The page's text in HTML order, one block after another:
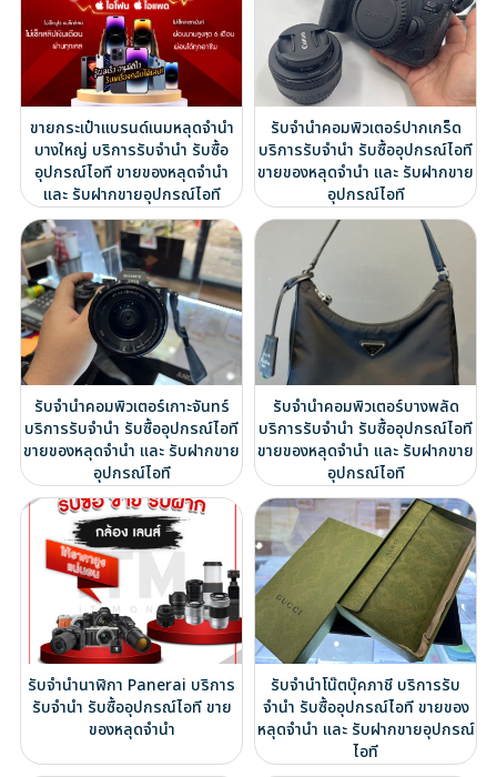
ขายกระเป๋าแบรนด์เนมหลุดจำนำ
บางใหญ่ บริการรับจำนำ รับซื้อ
อุปกรณ์ไอที ขายของหลุดจำนำ
และ รับฝากขายอุปกรณ์ไอที
รับจำนำคอมพิวเตอร์ปากเกร็ด
บริการรับจำนำ รับซื้ออุปกรณ์ไอที
ขายของหลุดจำนำ และ รับฝากขาย
อุปกรณ์ไอที
รับจำนำคอมพิวเตอร์เกาะจันทร์
บริการรับจำนำ รับซื้ออุปกรณ์ไอที
ขายของหลุดจำนำ และ รับฝากขาย
อุปกรณ์ไอที
รับจำนำคอมพิวเตอร์บางพลัด
บริการรับจำนำ รับซื้ออุปกรณ์ไอที
ขายของหลุดจำนำ และ รับฝากขาย
อุปกรณ์ไอที
รับจำนำนาฬิกา Panerai บริการ
รับจำนำ รับซื้ออุปกรณ์ไอที ขาย
ของหลุดจำนำ
รับจำนำโน๊ตบุ๊คภาชี บริการรับ
จำนำ รับซื้ออุปกรณ์ไอที ขายของ
หลุดจำนำ และ รับฝากขายอุปกรณ์
ไอที